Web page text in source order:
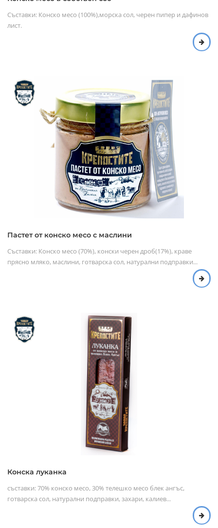
Съставки: Конско месо (100%),морска сол, черен пипер и дафинов
лист.
Пастет от конско месо с маслини
Съставки: Конско месо (70%), конски черен дроб(17%), краве
прясно мляко, маслини, готварска сол, натурални подправки...
Конска луканка
съставки: 70% конско месо, 30% телешко месо блек ангъс,
готварска сол, натурални подправки, захари, калиев...